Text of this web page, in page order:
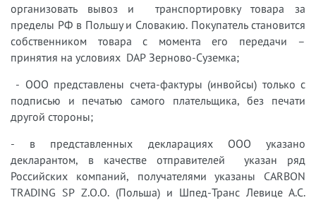
организовать вывоз и транспортировку товара за
пределы РФ в Польшу и Словакию. Покупатель становится
собственником товара с момента его передачи –
принятия на условиях DAP Зерново-Суземка;
- ООО представлены счета-фактуры (инвойсы) только с
подписью и печатью самого плательщика, без печати
другой стороны;
- в представленных декларациях ООО указано
декларантом, в качестве отправителей указан ряд
Российских компаний, получателями указаны CARBON
TRADING SP Z.O.O. (Польша) и Шпед-Транс Левице А.С.